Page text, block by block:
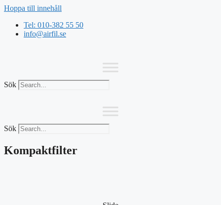
Hoppa till innehåll
Tel: 010-382 55 50
info@airfil.se
Sök
Sök
Kompaktfilter